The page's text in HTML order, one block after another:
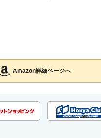
Amazon詳細ページへ